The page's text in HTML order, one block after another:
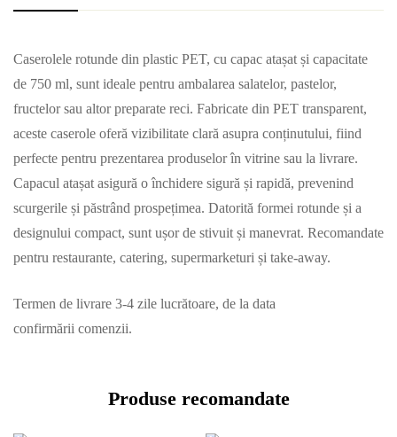
Caserolele rotunde din plastic PET, cu capac atașat și capacitate
de 750 ml, sunt ideale pentru ambalarea salatelor, pastelor,
fructelor sau altor preparate reci. Fabricate din PET transparent,
aceste caserole oferă vizibilitate clară asupra conținutului, fiind
perfecte pentru prezentarea produselor în vitrine sau la livrare.
Capacul atașat asigură o închidere sigură și rapidă, prevenind
scurgerile și păstrând prospețimea. Datorită formei rotunde și a
designului compact, sunt ușor de stivuit și manevrat. Recomandate
pentru restaurante, catering, supermarketuri și take-away.
Termen de livrare 3-4 zile lucrătoare, de la data
confirmării comenzii.
Produse recomandate